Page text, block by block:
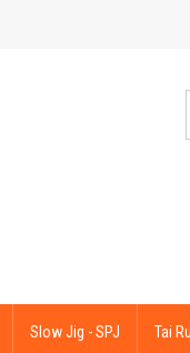
Slow Jig - SPJ Tai